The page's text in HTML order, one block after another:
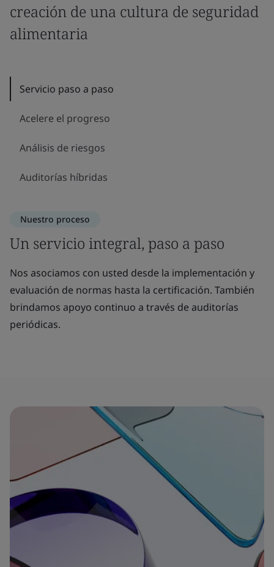
creación de una cultura de seguridad
alimentaria
Servicio paso a paso
Acelere el progreso
Análisis de riesgos
Auditorías híbridas
Nuestro proceso
Un servicio integral, paso a paso
Nos asociamos con usted desde la implementación y
evaluación de normas hasta la certificación. También
brindamos apoyo continuo a través de auditorías
periódicas.